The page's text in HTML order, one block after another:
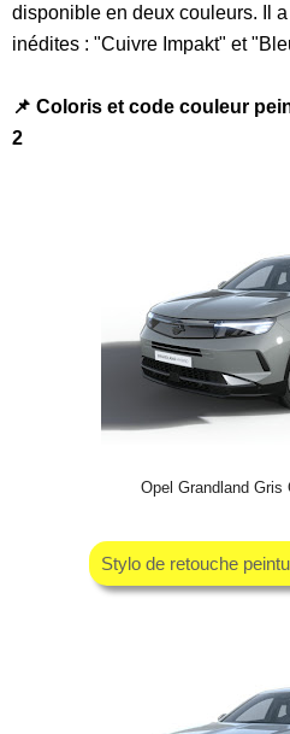
disponible en deux couleurs. Il
inédites : "Cuivre Impakt" et
📌 Coloris et code couleur
2
Opel Grandland Gris
Stylo de retouche